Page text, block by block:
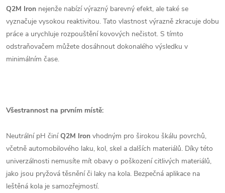
Q2M Iron nejenže nabízí výrazný barevný efekt, ale také se
vyznačuje vysokou reaktivitou. Tato vlastnost výrazně zkracuje dobu
práce a urychluje rozpouštění kovových nečistot. S tímto
odstraňovačem můžete dosáhnout dokonalého výsledku v
minimálním čase.
Všestrannost na prvním místě:
Neutrální pH činíQ2M Iron vhodným pro širokou škálu povrchů,
včetně automobilového laku, kol, skel a dalších materiálů. Díky této
univerzálnosti nemusíte mít obavy o poškození citlivých materiálů,
jako jsou pryžová těsnění či laky na kola. Bezpečná aplikace na
leštěná kola je samozřejmostí.